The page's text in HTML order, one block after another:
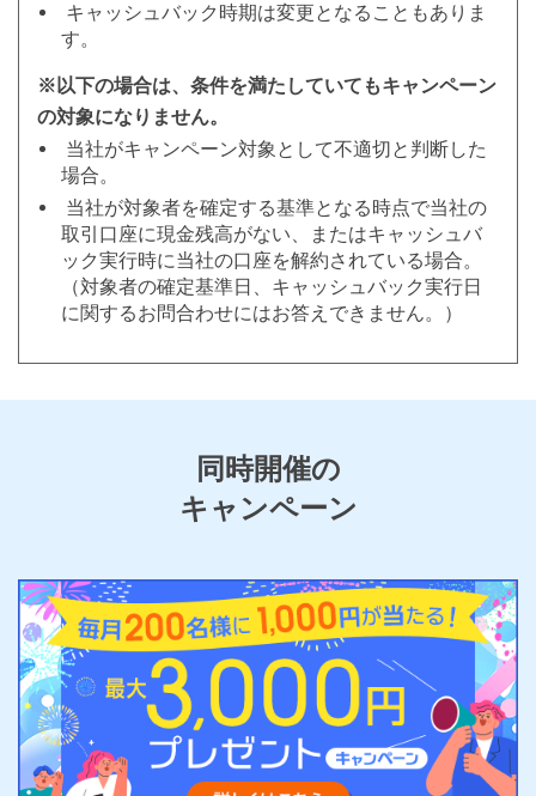
キャッシュバック時期は変更となることもありま
す。
※以下の場合は、条件を満たしていてもキャンペーン
の対象になりません。
当社がキャンペーン対象として不適切と判断した
場合。
当社が対象者を確定する基準となる時点で当社の
取引口座に現金残高がない、またはキャッシュバ
ック実行時に当社の口座を解約されている場合。
（対象者の確定基準日、キャッシュバック実行日
に関するお問合わせにはお答えできません。）
同時開催の
キャンペーン